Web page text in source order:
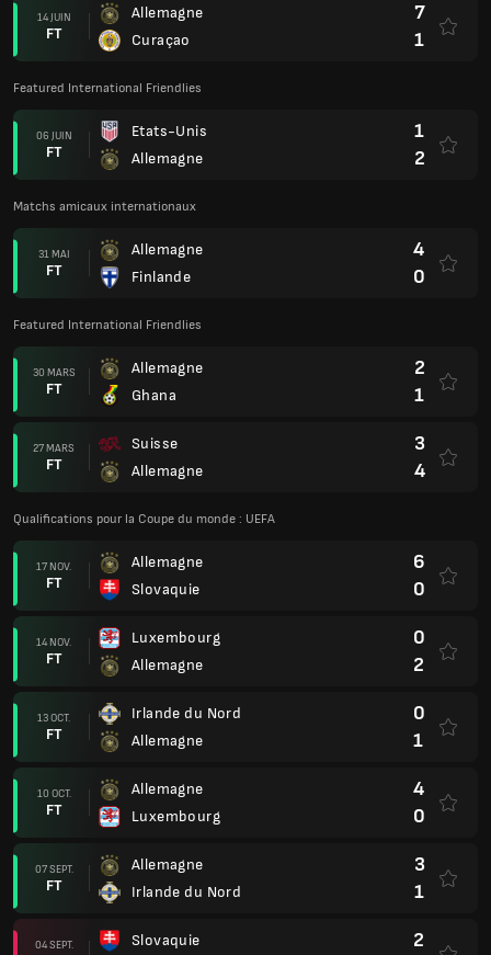
14 JUIN
FT
Allemagne
Curaçao
7
1
Featured International Friendlies
06 JUIN
FT
Etats-Unis
Allemagne
1
2
Matchs amicaux internationaux
31 MAI
FT
Allemagne
Finlande
4
0
Featured International Friendlies
30 MARS
FT
Allemagne
Ghana
2
1
27 MARS
FT
Suisse
Allemagne
3
4
Qualifications pour la Coupe du monde : UEFA
17 NOV.
FT
Allemagne
Slovaquie
6
0
14 NOV.
FT
Luxembourg
Allemagne
0
2
13 OCT.
FT
Irlande du Nord
Allemagne
0
1
10 OCT.
FT
Allemagne
Luxembourg
4
0
07 SEPT.
FT
Allemagne
Irlande du Nord
3
1
04 SEPT.
Slovaquie
2